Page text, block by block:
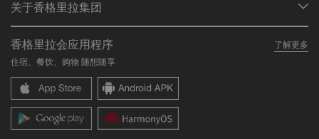
餐厅与酒吧
加入香格里拉会
常见问题
联络我们
关于香格里拉集团
我们的酒店品牌
香格里拉中心
香格里拉公寓
联系方式
职业发展
企业社会责任
新闻稿
香格里拉会应用程序
了解更多
住宿、餐饮、购物 随想随享